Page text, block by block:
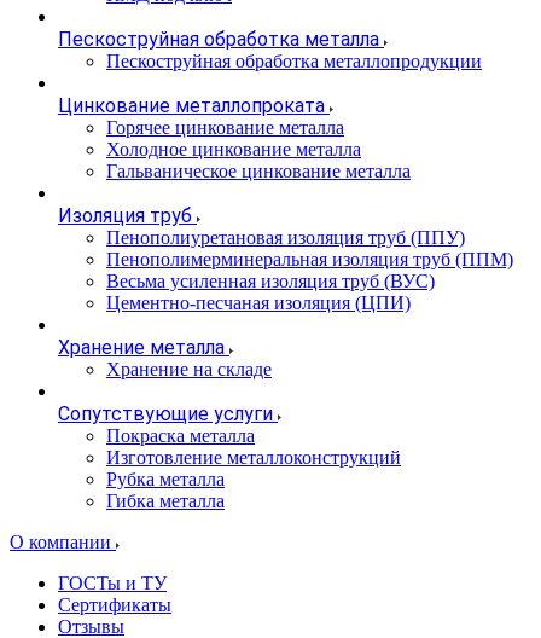
Пескоструйная обработка металла
Пескоструйная обработка металлопродукции
Цинкование металлопроката
Горячее цинкование металла
Холодное цинкование металла
Гальваническое цинкование металла
Изоляция труб
Пенополиуретановая изоляция труб (ППУ)
Пенополимерминеральная изоляция труб (ППМ)
Весьма усиленная изоляция труб (ВУС)
Цементно-песчаная изоляция (ЦПИ)
Хранение металла
Хранение на складе
Сопутствующие услуги
Покраска металла
Изготовление металлоконструкций
Рубка металла
Гибка металла
О компании
ГОСТы и ТУ
Сертификаты
Отзывы